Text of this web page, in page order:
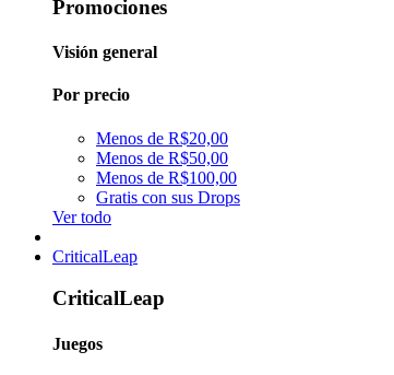
Promociones
Visión general
Por precio
Menos de R$20,00
Menos de R$50,00
Menos de R$100,00
Gratis con sus Drops
Ver todo
CriticalLeap
CriticalLeap
Juegos